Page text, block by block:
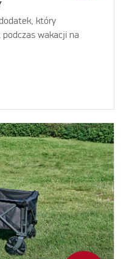
który
wakacji na